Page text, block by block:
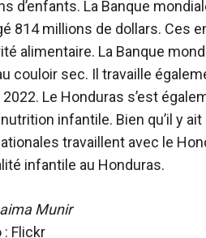
d’enfants. La Banque
814 millions de dollars. Ces
alimentaire. La Banque
au couloir sec. Il travaille
2022. Le Honduras s’est
infantile. Bien qu’il y
travaillent avec le
infantile au Honduras.
Munir
: Flickr